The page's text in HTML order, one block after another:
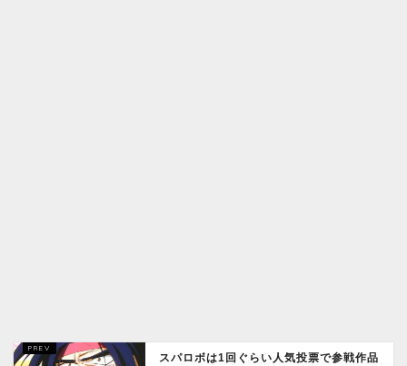
スパロボは1回ぐらい人気投票で参戦作品